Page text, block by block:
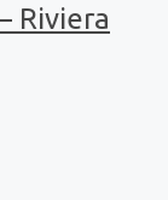
Riviera